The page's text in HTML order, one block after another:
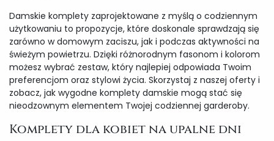
Damskie komplety zaprojektowane z myślą o codziennym
użytkowaniu to propozycje, które doskonale sprawdzają się
zarówno w domowym zaciszu, jak i podczas aktywności na
świeżym powietrzu. Dzięki różnorodnym fasonom i kolorom
możesz wybrać zestaw, który najlepiej odpowiada Twoim
preferencjom oraz stylowi życia. Skorzystaj z naszej oferty i
zobacz, jak wygodne komplety damskie mogą stać się
nieodzownym elementem Twojej codziennej garderoby.
Komplety dla kobiet na upalne dni